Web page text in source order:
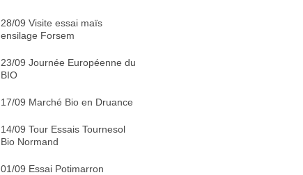
28/09 Visite essai maïs
ensilage Forsem
23/09 Journée Européenne du
BIO
17/09 Marché Bio en Druance
14/09 Tour Essais Tournesol
Bio Normand
01/09 Essai Potimarron